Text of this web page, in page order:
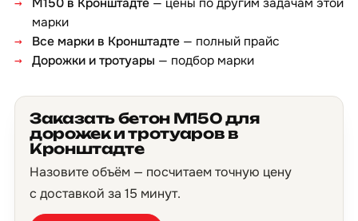
М150 в Кронштадте — цены по другим задачам этой
марки
Все марки в Кронштадте — полный прайс
Дорожки и тротуары — подбор марки
Заказать бетон М150 для
дорожек и тротуаров в
Кронштадте
Назовите объём — посчитаем точную цену
с доставкой за 15 минут.